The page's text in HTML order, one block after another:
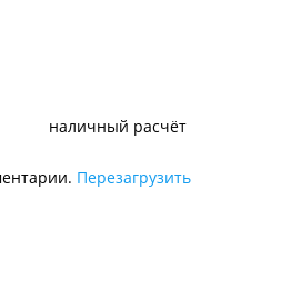
наличный расчёт
Перезагрузить